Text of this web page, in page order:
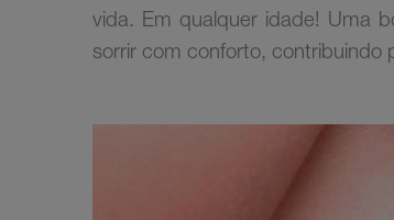
vida. Em qualquer idade! Uma
sorrir com conforto, contribuindo